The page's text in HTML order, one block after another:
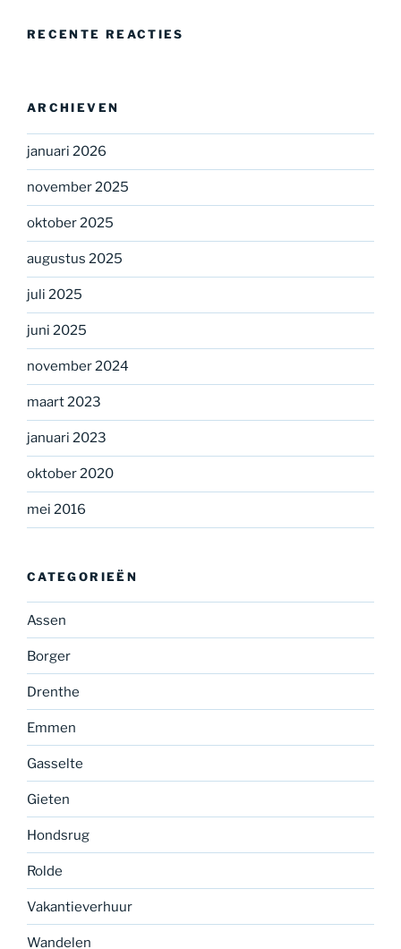
RECENTE REACTIES
ARCHIEVEN
januari 2026
november 2025
oktober 2025
augustus 2025
juli 2025
juni 2025
november 2024
maart 2023
januari 2023
oktober 2020
mei 2016
CATEGORIEËN
Assen
Borger
Drenthe
Emmen
Gasselte
Gieten
Hondsrug
Rolde
Vakantieverhuur
Wandelen